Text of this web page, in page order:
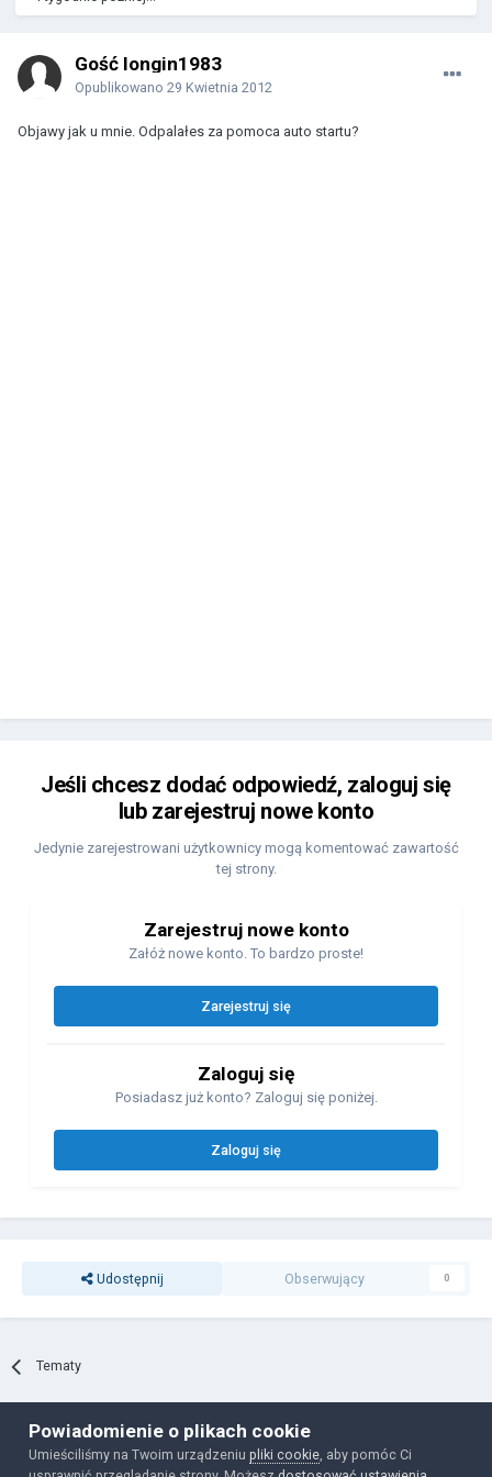
Gość longin1983
Opublikowano 29 Kwietnia 2012
Objawy jak u mnie. Odpalałes za pomoca auto startu?
Jeśli chcesz dodać odpowiedź, zaloguj się
lub zarejestruj nowe konto
Jedynie zarejestrowani użytkownicy mogą komentować zawartość
tej strony.
Zarejestruj nowe konto
Załóż nowe konto. To bardzo proste!
Zarejestruj się
Zaloguj się
Posiadasz już konto? Zaloguj się poniżej.
Zaloguj się
Udostępnij Obserwujący 0
Tematy
Polityka prywatności Ciasteczka
Powered by Invision Community
Powiadomienie o plikach cookie
Umieściliśmy na Twoim urządzeniupliki cookie , aby pomóc Ci